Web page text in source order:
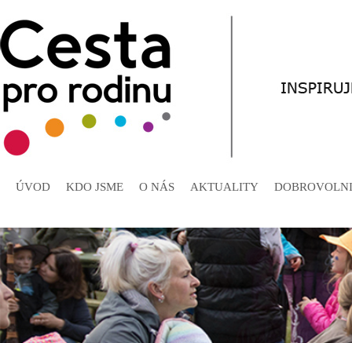
ÚVOD KDO JSME O NÁS AKTUALITY